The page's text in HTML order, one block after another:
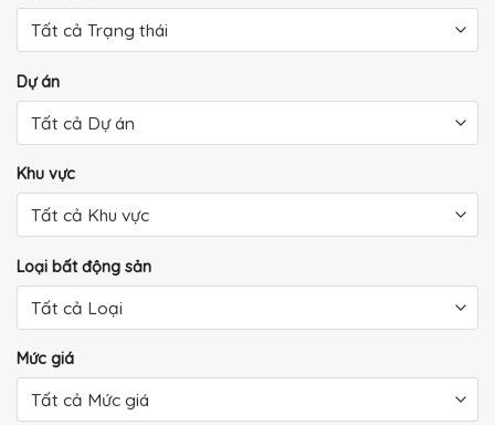
Dự án
Khu vực
Loại bất động sản
Mức giá